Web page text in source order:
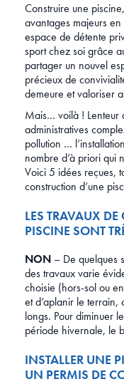
Construire une
avantages majeurs en
espace de détente
sport chez soi grâce
partager un nouvel
précieux de
demeure et valoriser
Mais… voilà ! Lenteur
administratives
pollution …
nombre d’à priori qui
Voici 5 idées reçues,
construction d’une
LES TRAVAUX
PISCINE SONT
NON – De quelques
des travaux varie
choisie (hors-sol ou
et d’aplanir le terrain,
longs. Pour diminuer
période hivernale, le
INSTALLER UNE
UN PERMIS DE